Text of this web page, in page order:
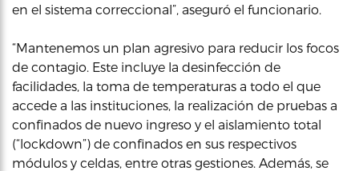
en el sistema correccional”, aseguró el funcionario.
“Mantenemos un plan agresivo para reducir los focos
de contagio. Este incluye la desinfección de
facilidades, la toma de temperaturas a todo el que
accede a las instituciones, la realización de pruebas a
confinados de nuevo ingreso y el aislamiento total
(“lockdown”) de confinados en sus respectivos
módulos y celdas, entre otras gestiones. Además, se